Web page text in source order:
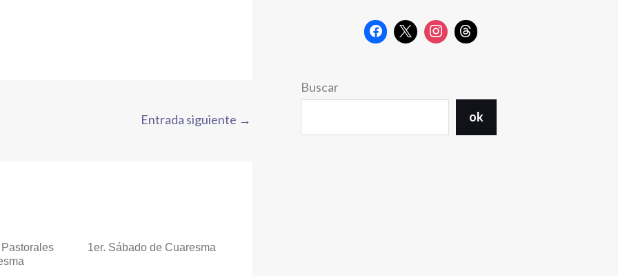
Entrada siguiente →
1er. Sábado de Cuaresma
Buscar
ok